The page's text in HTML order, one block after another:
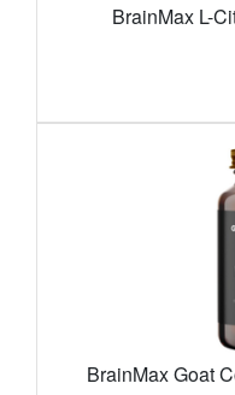
BrainMax L-
BrainMax Goat